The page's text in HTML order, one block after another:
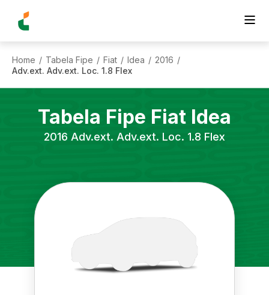
Home / Tabela Fipe / Fiat / Idea / 2016 /
Adv.ext. Adv.ext. Loc. 1.8 Flex
Tabela Fipe Fiat Idea
2016 Adv.ext. Adv.ext. Loc. 1.8 Flex